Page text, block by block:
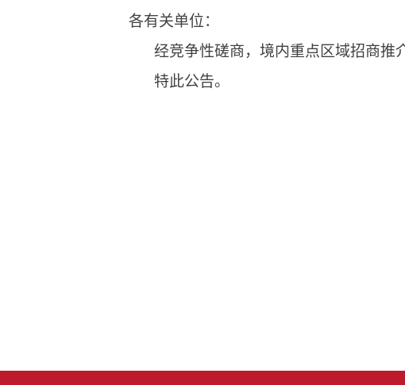
各有关单位：
经竞争性磋商，境内重点区域招商推
特此公告。